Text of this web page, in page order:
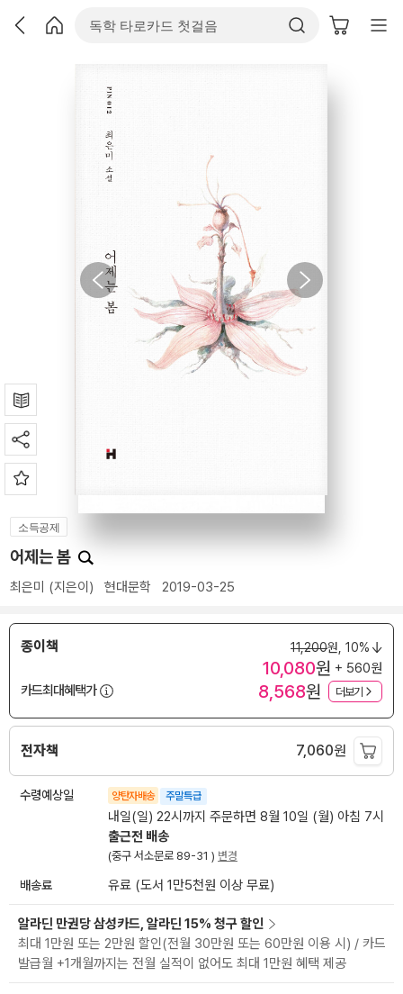
소득공제
어제는 봄
최은미 (지은이)현대문학 2019-03-25
종이책 11,200원, 10%
10,080원 + 560원
카드최대혜택가
8,568원 더보기
전자책 7,060원
수령예상일 양탄자배송 주말특급
내일(일) 22시까지 주문하면 8월 10일 (월) 아침 7시
출근전 배송
(중구 서소문로 89-31 ) 변경
배송료 유료 (도서 1만5천원 이상 무료)
알라딘 만권당 삼성카드, 알라딘 15% 청구 할인
최대 1만원 또는 2만원 할인(전월 30만원 또는 60만원 이용 시) / 카드
발급월 +1개월까지는 전월 실적이 없어도 최대 1만원 혜택 제공